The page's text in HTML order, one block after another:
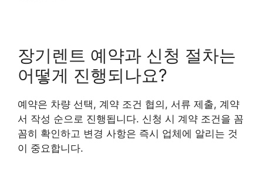
장기렌트 예약과 신청 절차는
어떻게 진행되나요?
예약은 차량 선택, 계약 조건 협의, 서류 제출, 계약
서 작성 순으로 진행됩니다. 신청 시 계약 조건을 꼼
꼼히 확인하고 변경 사항은 즉시 업체에 알리는 것
이 중요합니다.